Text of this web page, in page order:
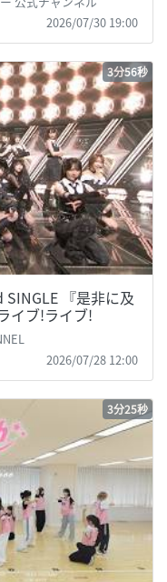
2026/07/30 19:00
3分56秒
SINGLE 『是非に及
イブ!ライブ!
2026/07/28 12:00
3分25秒